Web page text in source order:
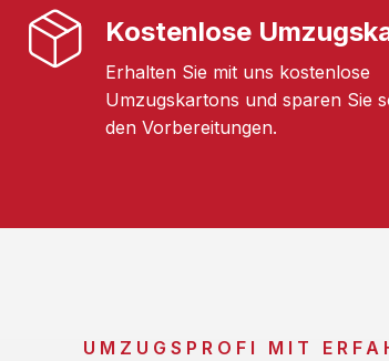
Kostenlose
Erhalten Sie mit uns kostenlose
Umzugskartons und sparen Sie
den Vorbereitungen.
UMZUGSPROFI MIT